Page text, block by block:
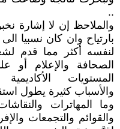
..
والملاحظ إن لا إشارة
بارتياح وان كان نسبيا
لنفسه أكثر مما قدم
الصحافة والإعلام
المستويات
والأسباب كثيرة يطول
وما المهاترات
والقوائم والتجمعات